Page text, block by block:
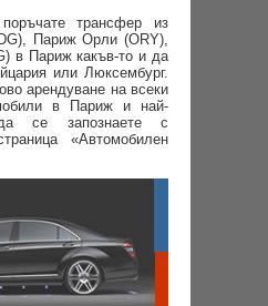
трансфер из
Париж Орли (ORY),
в Париж какъв-то и да
или Люксембург.
арендуване на всеки
в Париж и най-
се запознаете с
«Автомобилен